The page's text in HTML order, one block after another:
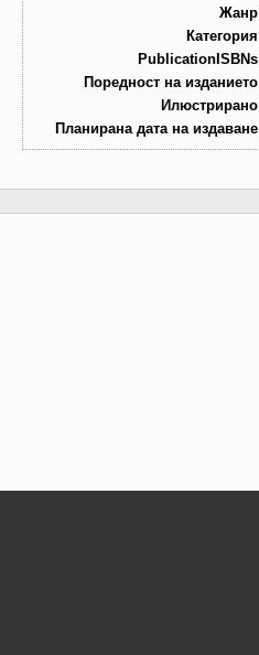
Жанр
Категория
PublicationISBNs
Поредност на изданието
Илюстрирано
Планирана дата на издаване